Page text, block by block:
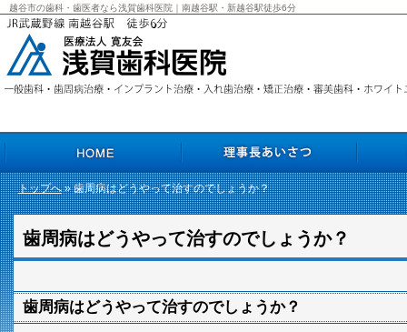
歯周病はどうやって治すのでしょうか？
越谷市の歯科・歯医者なら浅賀歯科医院｜南越谷駅・新越谷駅徒歩6分
トップへ» 歯周病はどうやって治すのでしょうか？
歯周病はどうやって治すのでしょうか？
HOME